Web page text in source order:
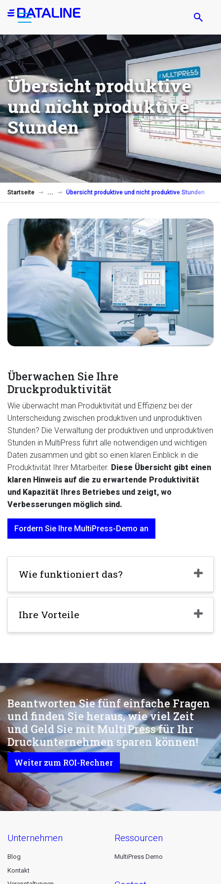
Direkt
zum
Übersicht produktive
und nicht produktive
Stunden
Startseite Übersicht produktive und nicht produktive Stunden
Überwachen Sie Ihre
Druckproduktivität
Wie überwacht man Produktivität und Effizienz bei der
Unterscheidung zwischen produktiven und unproduktiven
Stunden? Die Verwaltung der produktiven und unproduktiven
Stunden in MultiPress führt alle notwendigen und wichtigen
Daten zusammen und gibt so einen klaren Einblick in die
Produktivität Ihrer Mitarbeiter. Diese Übersicht gibt einen
klaren Hinweis auf die zu erwartende Produktivität
und Kapazität Ihres Betriebes und zeigt, wo
Verbesserungen möglich sind.
Fordern Sie Ihre MultiPress-Demo an
Wie funktioniert das?
Ihre Vorteile
Beantworten Sie fünf einfache Fragen
und finden Sie heraus, wie viel Zeit
und Geld Sie mit MultiPress für Ihr
Druckunternehmen sparen können!
Weiter zum ROI-Rechner
unternehmen
Blog
Kontakt
ressourcen
MultiPress Demo